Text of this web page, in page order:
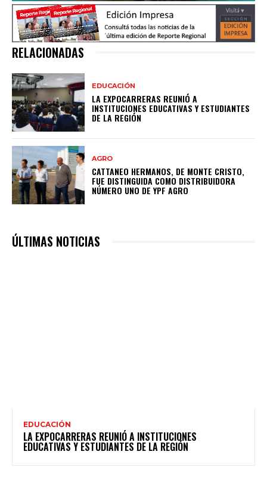
RELACIONADAS
EDUCACIÓN
LA EXPOCARRERAS REUNIÓ A
INSTITUCIONES EDUCATIVAS Y ESTUDIANTES
DE LA REGIÓN
AGRO
CATTANEO HERMANOS, DE MONTE CRISTO,
FUE DISTINGUIDA COMO DISTRIBUIDORA
NÚMERO UNO DE YPF AGRO
ÚLTIMAS NOTICIAS
EDUCACIÓN
LA EXPOCARRERAS REUNIÓ A INSTITUCIONES
EDUCATIVAS Y ESTUDIANTES DE LA REGIÓN